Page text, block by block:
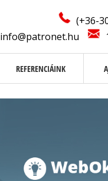
(+36-
info@patronet.hu
REFERENCIÁINK